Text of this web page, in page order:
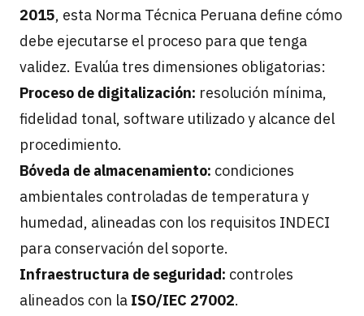
2015, esta Norma Técnica Peruana define cómo
debe ejecutarse el proceso para que tenga
validez. Evalúa tres dimensiones obligatorias:
Proceso de digitalización: resolución mínima,
fidelidad tonal, software utilizado y alcance del
procedimiento.
Bóveda de almacenamiento: condiciones
ambientales controladas de temperatura y
humedad, alineadas con los requisitos INDECI
para conservación del soporte.
Infraestructura de seguridad: controles
alineados con la ISO/IEC 27002.